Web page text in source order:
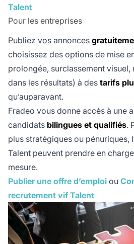
Talent
Pour les entreprises
Publiez vos annonces
choisissez des options de mise
prolongée, surclassement
dans les résultats) à des tarifs
qu’auparavant.
Fradeo vous donne accès à une
candidats bilingues et qualifiés.
plus stratégiques ou pénuriques,
Talent peuvent prendre en
mesure.
Publier une offre d’emploi ou
recrutement vif Talent